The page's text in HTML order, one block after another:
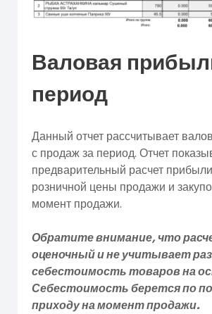
Валовая
период
Данный отчет рассчитывает
с продаж за период. Отчет
предварительный расчет
розничной цены продажи и
момент продажи.
Обратите внимание, что
оценочный и не учитывает
себестоимость товаров на
Себестоимость берется по
приходу на момент продажи.